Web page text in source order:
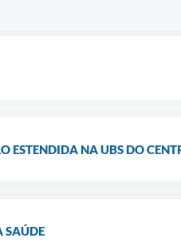
ESTENDIDA NA UBS DO
SAÚDE